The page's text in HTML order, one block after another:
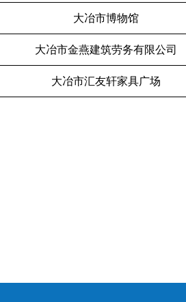
大冶市博物馆
大冶市金燕建筑劳务有限公司
大冶市汇友轩家具广场